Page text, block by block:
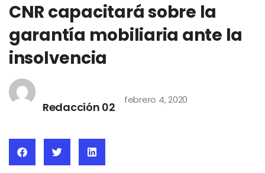
CNR capacitará sobre la
garantía mobiliaria ante la
insolvencia
Redacción 02
febrero 4, 2020